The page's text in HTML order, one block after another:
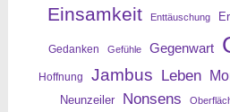
Einsamkeit Enttäuschung
Gedanken Gefühle Gegenwart
Hoffnung Jambus Leben
Neunzeiler Nonsens